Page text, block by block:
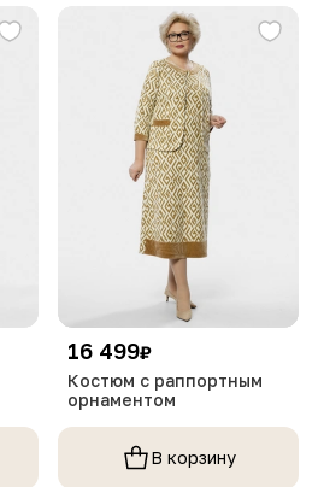
16 499₽
Костюм с раппортным
орнаментом
В корзину